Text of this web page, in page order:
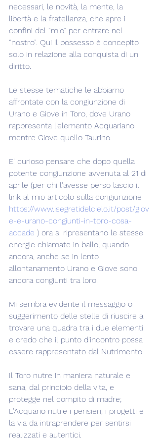
necessari, le novità, la mente, la
libertà e la fratellanza, che apre i
confini del “mio” per entrare nel
“nostro”. Qui il possesso è concepito
solo in relazione alla conquista di un
diritto.
Le stesse tematiche le abbiamo
affrontate con la congiunzione di
Urano e Giove in Toro, dove Urano
rappresenta l'elemento Acquariano
mentre Giove quello Taurino.
E' curioso pensare che dopo quella
potente congiunzione avvenuta al 21 di
aprile (per chi l'avesse perso lascio il
link al mio articolo sulla congiunzione
https://www.isegretidelcielo.it/post/giov
e-e-urano-congiunti-in-toro-cosa-
accade ) ora si ripresentano le stesse
energie chiamate in ballo, quando
ancora, anche se in lento
allontanamento Urano e Giove sono
ancora congiunti tra loro.
Mi sembra evidente il messaggio o
suggerimento delle stelle di riuscire a
trovare una quadra tra i due elementi
e credo che il punto d'incontro possa
essere rappresentato dal Nutrimento.
Il Toro nutre in maniera naturale e
sana, dal principio della vita, e
protegge nel compito di madre;
L'Acquario nutre i pensieri, i progetti e
la via da intraprendere per sentirsi
realizzati e autentici.